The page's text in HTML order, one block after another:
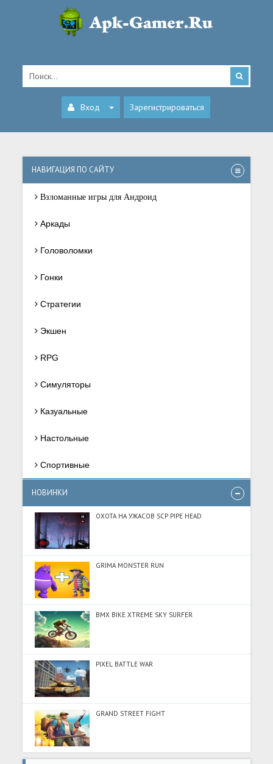
Вход Зарегистрироваться
НАВИГАЦИЯ ПО САЙТУ
Взломанные игры для Андроид
Аркады
Головоломки
Гонки
Стратегии
Экшен
RPG
Симуляторы
Казуальные
Настольные
Спортивные
НОВИНКИ
ОХОТА НА УЖАСОВ SCP PIPE HEAD
GRIMA MONSTER RUN
BMX BIKE XTREME SKY SURFER
PIXEL BATTLE WAR
GRAND STREET FIGHT